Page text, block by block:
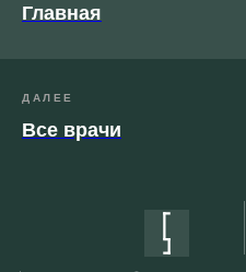
Главная
ДАЛЕЕ
Все врачи